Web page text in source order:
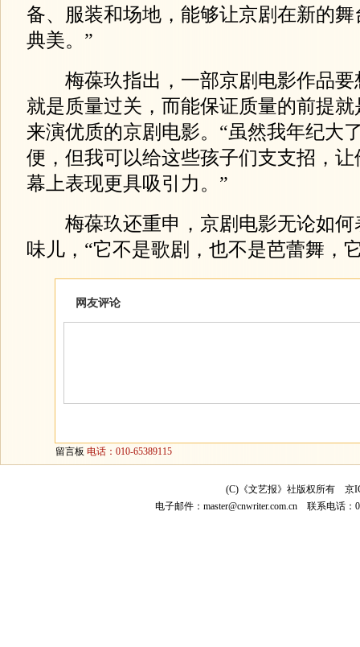
备、服装和场地，能够让京剧在新的
典美。”
梅葆玖指出，一部京剧电影作品要
就是质量过关，而能保证质量的前提
来演优质的京剧电影。“虽然我年纪大
便，但我可以给这些孩子们支支招，
幕上表现更具吸引力。”
梅葆玖还重申，京剧电影无论如何
味儿，“它不是歌剧，也不是芭蕾舞，
网友评论
留言板 电话：010-65389115
(C)《文艺报》社版权所有 京
电子邮件： master@cnwriter.com.cn 联系电话：